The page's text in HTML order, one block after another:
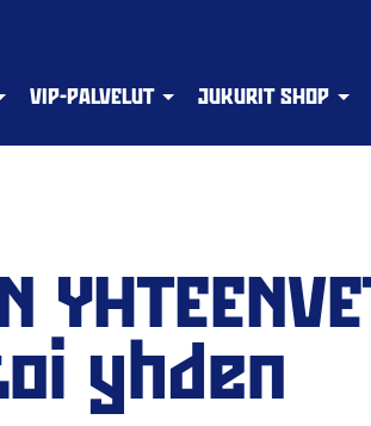
VIP-PALVELUT JUKURIT SHOP
yhden